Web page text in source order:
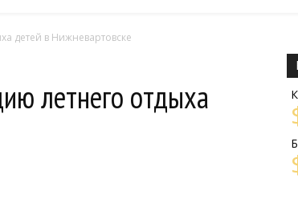
детей в Нижневартовске
летнего отдыха